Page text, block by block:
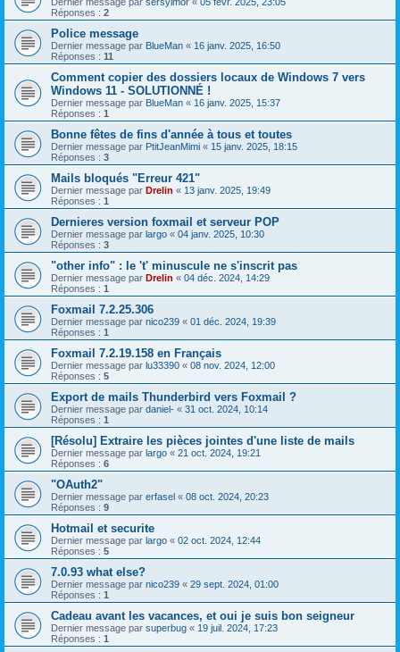
Réponses : 2
Police message
Dernier message par BlueMan « 16 janv. 2025, 16:50
Réponses : 11
Comment copier des dossiers locaux de Windows 7 vers
Windows 11 - SOLUTIONNÉ !
Dernier message par BlueMan « 16 janv. 2025, 15:37
Réponses : 1
Bonne fêtes de fins d'année à tous et toutes
Dernier message par PtitJeanMimi « 15 janv. 2025, 18:15
Réponses : 3
Mails bloqués "Erreur 421"
Dernier message par Drelin « 13 janv. 2025, 19:49
Réponses : 1
Dernieres version foxmail et serveur POP
Dernier message par largo « 04 janv. 2025, 10:30
Réponses : 3
"other info" : le 't' minuscule ne s'inscrit pas
Dernier message par Drelin « 04 déc. 2024, 14:29
Réponses : 1
Foxmail 7.2.25.306
Dernier message par nico239 « 01 déc. 2024, 19:39
Réponses : 1
Foxmail 7.2.19.158 en Français
Dernier message par lu33390 « 08 nov. 2024, 12:00
Réponses : 5
Export de mails Thunderbird vers Foxmail ?
Dernier message par daniel- « 31 oct. 2024, 10:14
Réponses : 1
[Résolu] Extraire les pièces jointes d'une liste de mails
Dernier message par largo « 21 oct. 2024, 19:21
Réponses : 6
"OAuth2"
Dernier message par erfasel « 08 oct. 2024, 20:23
Réponses : 9
Hotmail et securite
Dernier message par largo « 02 oct. 2024, 12:44
Réponses : 5
7.0.93 what else?
Dernier message par nico239 « 29 sept. 2024, 01:00
Réponses : 1
Cadeau avant les vacances, et oui je suis bon seigneur
Dernier message par superbug « 19 juil. 2024, 17:23
Réponses : 1